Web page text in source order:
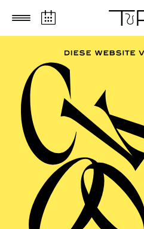
Zum Hauptinhalt springen
AALTO